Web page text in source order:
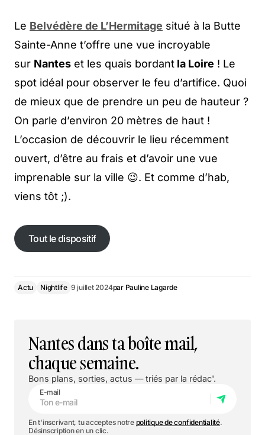
Le Belvédère de L’Hermitage situé à la Butte
Sainte-Anne t’offre une vue incroyable
sur Nantes et les quais bordant la Loire ! Le
spot idéal pour observer le feu d’artifice. Quoi
de mieux que de prendre un peu de hauteur ?
On parle d’environ 20 mètres de haut !
L’occasion de découvrir le lieu récemment
ouvert, d’être au frais et d’avoir une vue
imprenable sur la ville 😉. Et comme d’hab,
viens tôt ;).
Tout le dispositif
Tout le dispositif
Actu Nightlife 9 juillet 2024par Pauline Lagarde
Nantes dans ta boîte mail,
chaque semaine.
Bons plans, sorties, actus — triés par la rédac'.
E-mail
En t'inscrivant, tu acceptes notre politique de confidentialité.
Désinscription en un clic.